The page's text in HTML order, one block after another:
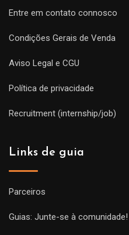
Entre em contato connosco
Condições Gerais de Venda
Aviso Legal e CGU
Política de privacidade
Recruitment (internship/job)
Links de guia
Parceiros
Guias: Junte-se à comunidade!